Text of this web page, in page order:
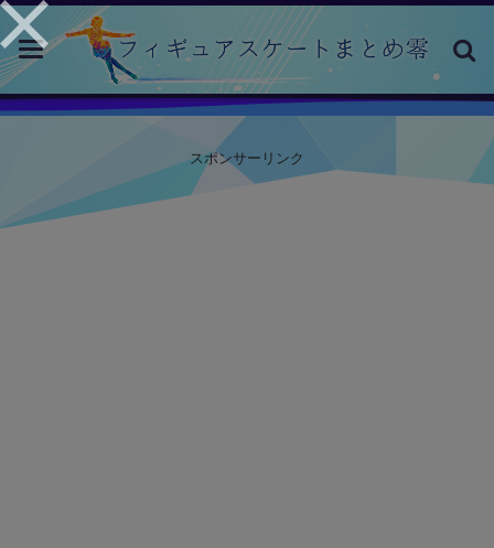
toggle
navigation
スポンサーリンク